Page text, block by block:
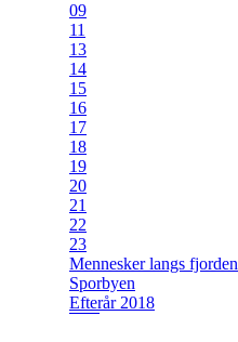
09
11
13
14
15
16
17
18
19
20
21
22
23
Mennesker langs fjorden
Sporbyen
Efterår 2018